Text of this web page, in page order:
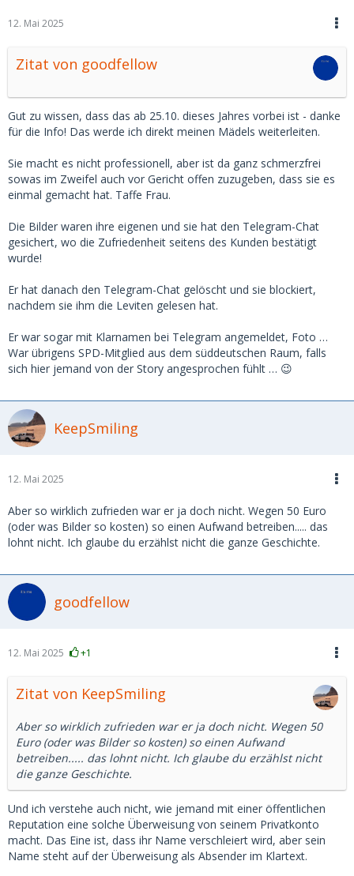
geschieht das dann über den Anwalt wg. gerechfertigtem
So wie Du das schilderst ist der Bildchenkäufer scheinbar
wird das sicher lustig werden, wenn Deine Freundin
nachweisen muss, dass sie tatsächlich "geliefert" hat und
nicht u.U. sich nicht noch zusätzlich wg Copyright Verstoß
muss. Zudem müssen bei einem solchen Bildchenkauf ,
sprich Handelsgeschäft , ja auch die zugesichten
Eigenschaften (Motiv, Qualität usw) stimmen.
Sofern sie das öfter macht, kann sie auch noch mit ner
Meldung an FA rechnen, sofern es wg der Anzahl der
Vorgänge den Anschein hat gewerblich zu sein. Dann ist es
sprich der Käufer kann vom Handel zurücktreten....
bestimmt dazu noch mehr einfällt
Von den Kosten für Deine Freundin wollen wir mal gar nicht
sprechen....
imho keine gute Idee das so zu machen.
In ihrem Fall war der Typ kein Unbekannter – ein
Lokalpolitiker, der mit dicken Beträgen
(angeblich 5.000 € pro Tag) gewunken hat. Das
bezahlt – aber der Trick war die Rückforderung.
kommen. Eine perfide Taktik, die mit realer
Bedrohung enden kann.
Sie ging direkt zur Bank, erklärte den Sachverhalt
– dass sie dem Mann die vereinbarten Inhalte
geliefert hat, dass er zufrieden war, und dass sie
12. Mai 2025
Zitat von goodfellow
Gut zu wissen, dass das ab 25.10. dieses Jahres vorbei ist - danke
für die Info! Das werde ich direkt meinen Mädels weiterleiten.
Sie macht es nicht professionell, aber ist da ganz schmerzfrei
sowas im Zweifel auch vor Gericht offen zuzugeben, dass sie es
einmal gemacht hat. Taffe Frau.
Die Bilder waren ihre eigenen und sie hat den Telegram-Chat
gesichert, wo die Zufriedenheit seitens des Kunden bestätigt
wurde!
Er hat danach den Telegram-Chat gelöscht und sie blockiert,
nachdem sie ihm die Leviten gelesen hat.
Er war sogar mit Klarnamen bei Telegram angemeldet, Foto …
War übrigens SPD-Mitglied aus dem süddeutschen Raum, falls
sich hier jemand von der Story angesprochen fühlt … 😉
KeepSmiling
12. Mai 2025
Aber so wirklich zufrieden war er ja doch nicht. Wegen 50 Euro
(oder was Bilder so kosten) so einen Aufwand betreiben..... das
lohnt nicht. Ich glaube du erzählst nicht die ganze Geschichte.
goodfellow
12. Mai 2025 +1
Zitat von KeepSmiling
Aber so wirklich zufrieden war er ja doch nicht. Wegen 50
Euro (oder was Bilder so kosten) so einen Aufwand
betreiben..... das lohnt nicht. Ich glaube du erzählst nicht
die ganze Geschichte.
Und ich verstehe auch nicht, wie jemand mit einer öffentlichen
Reputation eine solche Überweisung von seinem Privatkonto
macht. Das Eine ist, dass ihr Name verschleiert wird, aber sein
Name steht auf der Überweisung als Absender im Klartext.